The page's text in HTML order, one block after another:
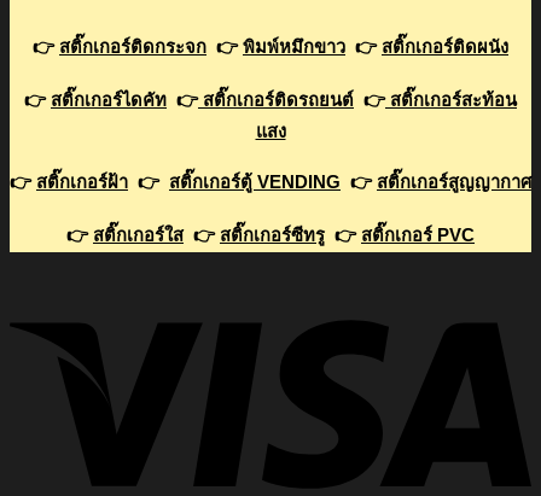
👉 สติ๊กเกอร์ติดกระจก 👉พิมพ์หมึกขาว 👉 สติ๊กเกอร์ติดผนัง
👉 สติ๊กเกอร์ไดคัท 👉สติ๊กเกอร์ติดรถยนต์ 👉สติ๊กเกอร์สะท้อน
แสง
👉 สติ๊กเกอร์ฝ้า 👉 สติ๊กเกอร์ตู้ VENDING 👉 สติ๊กเกอร์สูญญากาศ
👉 สติ๊กเกอร์ใส👉 สติ๊กเกอร์ซีทรู 👉 สติ๊กเกอร์ PVC